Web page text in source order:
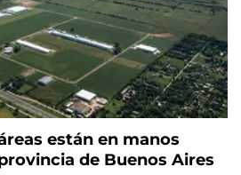
están en manos
de Buenos Aires